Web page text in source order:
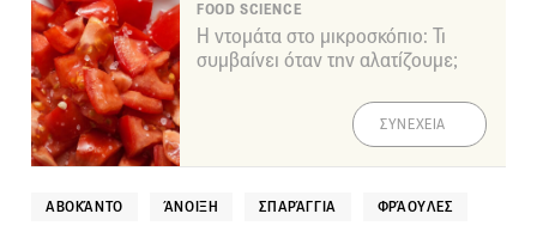
FOOD SCIENCE
Η ντομάτα στο μικροσκόπιο: Τι
συμβαίνει όταν την αλατίζουμε;
ΣΥΝΕΧΕΙΑ
ΑΒΟΚΆΝΤΟ ΆΝΟΙΞΗ ΣΠΑΡΆΓΓΙΑ ΦΡΆΟΥΛΕΣ